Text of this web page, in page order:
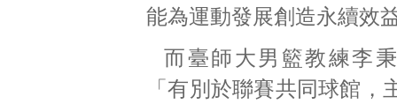
能為運動發展創造永續效
而臺師大男籃教練李
「有別於聯賽共同球館